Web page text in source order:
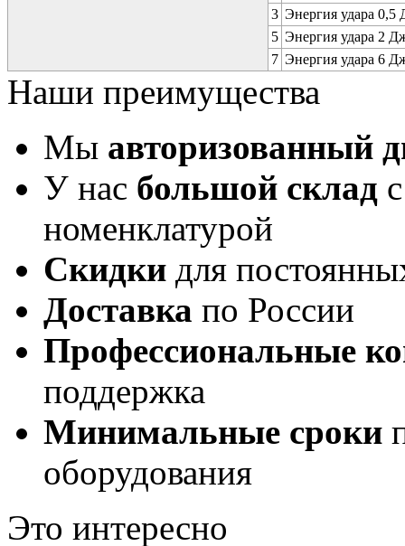
3 Энергия удара 0,5
5 Энергия удара 2
7 Энергия удара 6
Наши преимущества
Мы авторизованный
У нас большой склад
номенклатурой
Скидки для
Доставка по России
Профессиональные
поддержка
Минимальные сроки
оборудования
Это интересно